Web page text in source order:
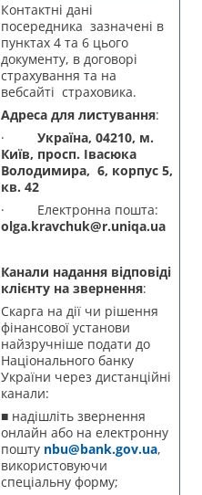
Контактні дані
посередника зазначені в
пунктах 4 та 6 цього
документу, в договорі
страхування та на
вебсайті страховика.
Адреса для листування:
· Україна, 04210, м.
Київ, просп. Івасюка
Володимира, 6, корпус 5,
кв. 42
· Електронна пошта:
olga.kravchuk@r.uniqa.ua
Канали надання відповіді
клієнту на звернення:
Скарга на дії чи рішення
фінансової установи
найзручніше подати до
Національного банку
України через дистанційні
канали:
■ надішліть звернення
онлайн або на електронну
пошту nbu@bank.gov.ua,
використовуючи
спеціальну форму;